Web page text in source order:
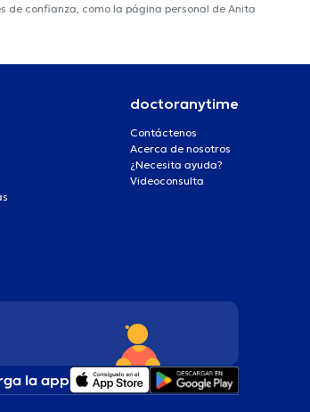
confianza, como la página personal de Anita
doctoranytime
Contáctenos
Acerca de nosotros
¿Necesita ayuda?
Videoconsulta
la app